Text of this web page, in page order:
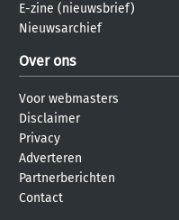
E-zine (nieuwsbrief)
Nieuwsarchief
Over ons
Voor webmasters
Disclaimer
Privacy
Adverteren
Partnerberichten
Contact